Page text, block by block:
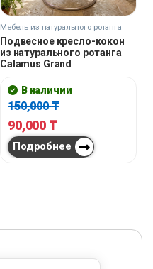
Мебель из натурального ротанга
Подвесное кресло-кокон
из натурального ротанга
Calamus Grand
В наличии
150,000₸
90,000 ₸
Подробнее